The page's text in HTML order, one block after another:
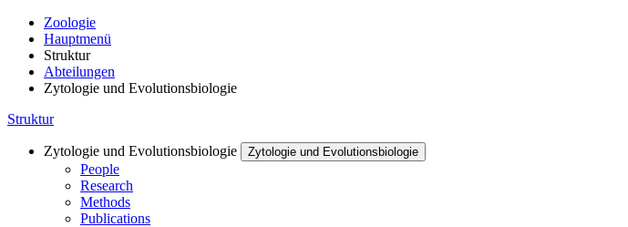
Zoologie
Hauptmenü
Struktur
Abteilungen
Zytologie und Evolutionsbiologie
Struktur
Zytologie und Evolutionsbiologie Zytologie und Evolutionsbiologie
People
Research
Methods
Publications